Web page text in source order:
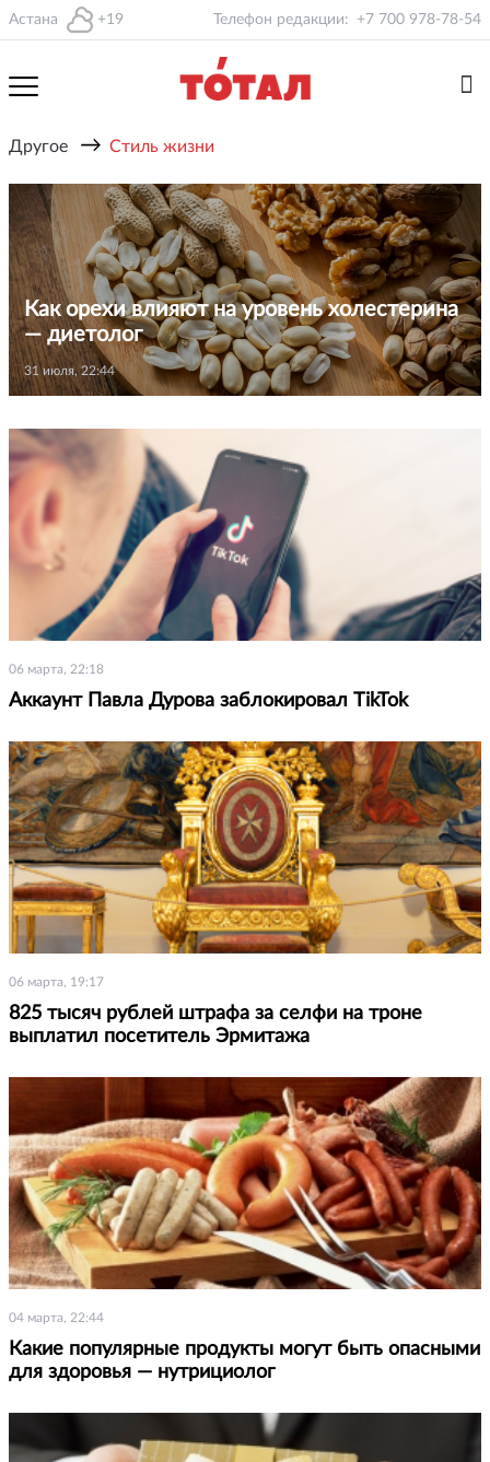
Астана +19 Телефон редакции: +7 700 978-78-54
Другое → Стиль жизни
Как орехи влияют на уровень холестерина
— диетолог
31 июля, 22:44
06 марта, 22:18
Аккаунт Павла Дурова заблокировал TikTok
06 марта, 19:17
825 тысяч рублей штрафа за селфи на троне
выплатил посетитель Эрмитажа
04 марта, 22:44
Какие популярные продукты могут быть опасными
для здоровья — нутрициолог